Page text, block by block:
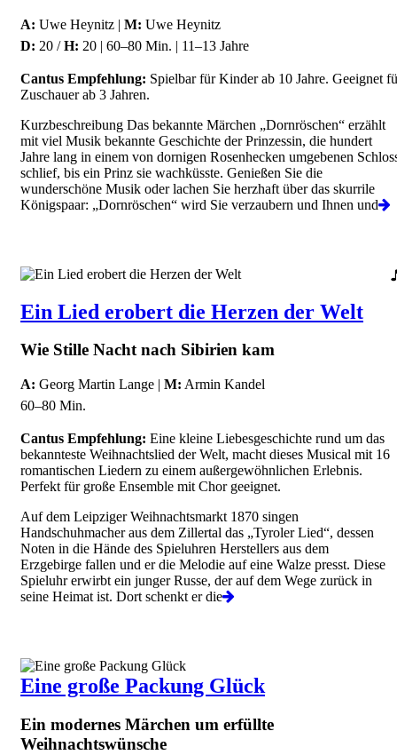
A: Uwe Heynitz | M: Uwe Heynitz
D: 20 /H: 20 | 60–80 Min. | 11–13 Jahre
Cantus Empfehlung: Spielbar für Kinder ab 10 Jahre. Geeignet
Zuschauer ab 3 Jahren.
Kurzbeschreibung Das bekannte Märchen „Dornröschen“ erzählt
mit viel Musik bekannte Geschichte der Prinzessin, die hundert
Jahre lang in einem von dornigen Rosenhecken umgebenen
schlief, bis ein Prinz sie wachküsste. Genießen Sie die
wunderschöne Musik oder lachen Sie herzhaft über das skurrile
Königspaar: „Dornröschen“ wird Sie verzaubern und Ihnen und
Ein Lied erobert die Herzen der Welt
Wie Stille Nacht nach Sibirien kam
A: Georg Martin Lange | M: Armin Kandel
60–80 Min.
Cantus Empfehlung: Eine kleine Liebesgeschichte rund um das
bekannteste Weihnachtslied der Welt, macht dieses Musical mit 16
romantischen Liedern zu einem außergewöhnlichen Erlebnis.
Perfekt für große Ensemble mit Chor geeignet.
Auf dem Leipziger Weihnachtsmarkt 1870 singen
Handschuhmacher aus dem Zillertal das „Tyroler Lied“, dessen
Noten in die Hände des Spieluhren Herstellers aus dem
Erzgebirge fallen und er die Melodie auf eine Walze presst. Diese
Spieluhr erwirbt ein junger Russe, der auf dem Wege zurück in
seine Heimat ist. Dort schenkt er die
Eine große Packung Glück
Ein modernes Märchen um erfüllte
Weihnachtswünsche